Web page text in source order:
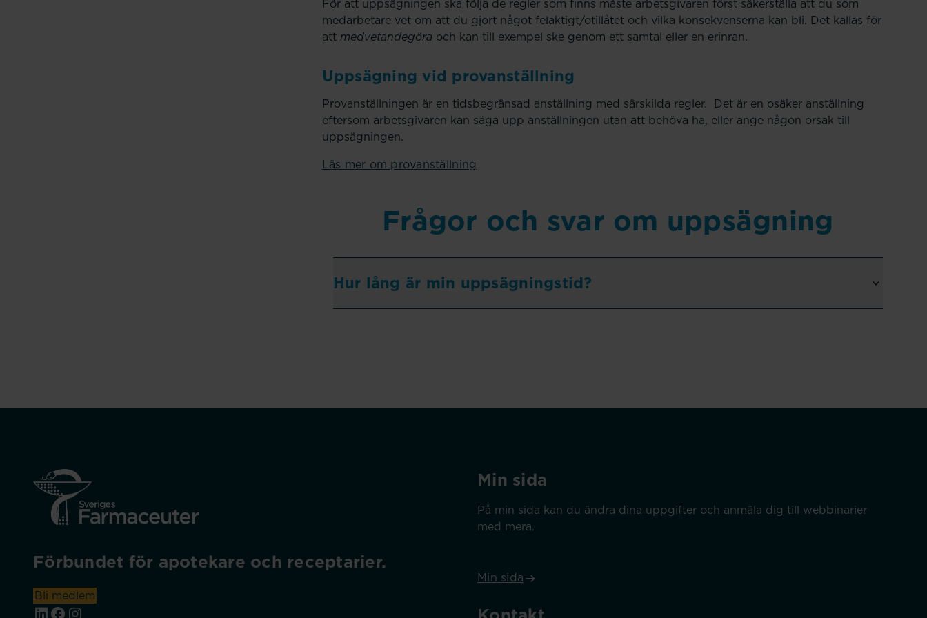
För att uppsägningen ska följa de regler som finns måste arbetsgivaren först säkerställa att du som
medarbetare vet om att du gjort något felaktigt/otillåtet och vilka konsekvenserna kan bli. Det kallas för
att medvetandegöra och kan till exempel ske genom ett samtal eller en erinran.
Uppsägning vid provanställning
Provanställningen är en tidsbegränsad anställning med särskilda regler. Det är en osäker anställning
eftersom arbetsgivaren kan säga upp anställningen utan att behöva ha, eller ange någon orsak till
uppsägningen.
Läs mer om provanställning
Frågor och svar om uppsägning
Hur lång är min uppsägningstid?
Förbundet för apotekare och receptarier.
Bli medlem
Min sida
På min sida kan du ändra dina uppgifter och anmäla dig till webbinarier
med mera.
Min sida